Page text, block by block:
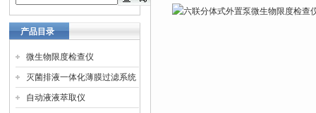
产品目录
微生物限度检查仪
灭菌排液一体化薄膜过滤系统
自动液液萃取仪